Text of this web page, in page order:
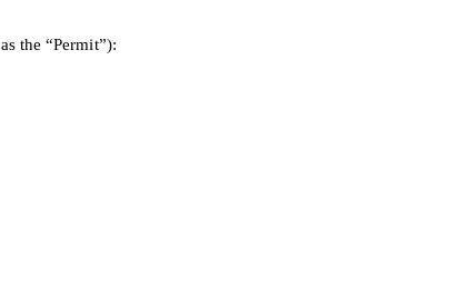
as the “Permit”):